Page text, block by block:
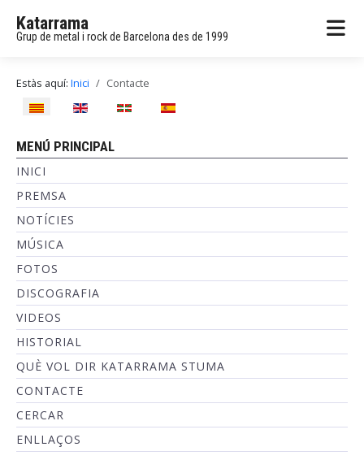
Katarrama
Grup de metal i rock de Barcelona des de 1999
Estàs aquí: Inici Contacte
Seleccioni el seu idioma
MENÚ PRINCIPAL
INICI
PREMSA
NOTÍCIES
MÚSICA
FOTOS
DISCOGRAFIA
VIDEOS
HISTORIAL
QUÈ VOL DIR KATARRAMA STUMA
CONTACTE
CERCAR
ENLLAÇOS